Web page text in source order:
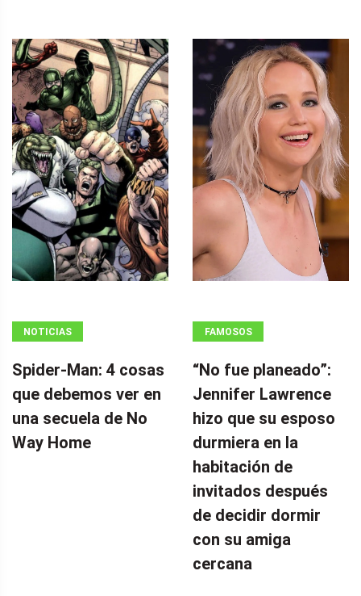
NOTICIAS
Spider-Man: 4 cosas
que debemos ver en
una secuela de No
Way Home
FAMOSOS
“No fue planeado”: ​​
Jennifer Lawrence
hizo que su esposo
durmiera en la
habitación de
invitados después
de decidir dormir
con su amiga
cercana